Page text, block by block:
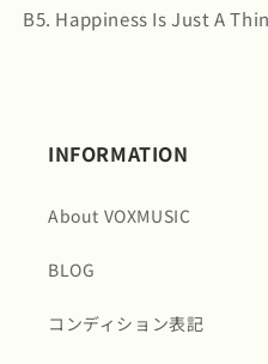
B5. Happiness Is Just A
INFORMATION
About VOXMUSIC
BLOG
コンディション表記